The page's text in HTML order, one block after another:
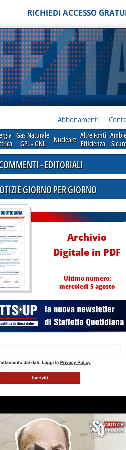
RICHIEDI ACCESSO
Abbonamenti
Gas Naturale
GPL - GNL
Nucleare Altre Fonti
Efficienza
- EDITORIALI
GIORNO PER GIORNO
Archivio
Digitale in PDF
Ultimo numero:
mercoledì 5 agosto